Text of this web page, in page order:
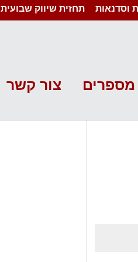
וסדנאות תחזית שיווק שבועית
מספרים צור קשר